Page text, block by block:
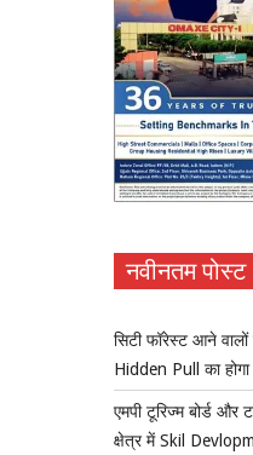
नवीनतम पोस्ट
सिटी फॉरेस्ट आने वालों
Hidden Pull का
एमपी टूरिज्म बोर्ड और
क्षेत्र में Skil